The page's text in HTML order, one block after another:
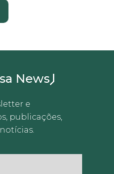
News
e
publicações,